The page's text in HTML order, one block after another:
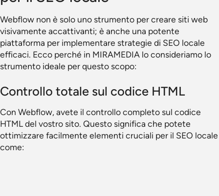
Webflow non è solo uno strumento per creare siti web
visivamente accattivanti; è anche una potente
piattaforma per implementare strategie di SEO locale
efficaci. Ecco perché in MIRAMEDIA lo consideriamo lo
strumento ideale per questo scopo:
Controllo totale sul codice HTML
Con Webflow, avete il controllo completo sul codice
HTML del vostro sito. Questo significa che potete
ottimizzare facilmente elementi cruciali per il SEO locale
come: